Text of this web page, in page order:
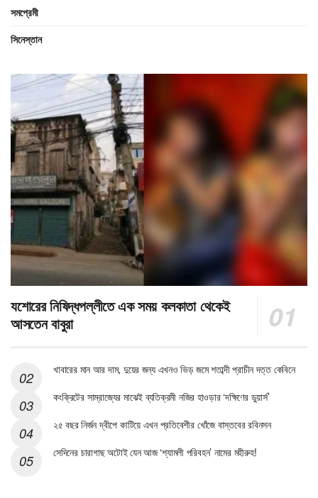
সমপ্রেমী
সিনেস্তান
যশোরের নিষিদ্ধপল্লীতে এক সময় কলকাতা থেকেই
আসতেন বাবুরা
খাবারের মান আর দাম, দুয়ের জন্য এখনও ভিড় জমে শতাব্দী প্রাচীন দত্ত কেবিনে
কংক্রিটের সাম্রাজ্যের মাঝেই ব্যতিক্রমী নজির হাওড়ার ‘দক্ষিণের ডুয়ার্স’
২৫ বছর নির্জন দ্বীপে কাটিয়ে এখন প্রতিবেশীর খোঁজে বাস্তবের রবিনসন
সেদিনের চারাগাছ অটোই যেন আজ ‘শ্যামলী পরিবহন’ নামের মহীরুহ!